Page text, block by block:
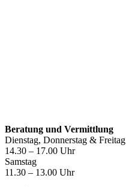
Beratung und Vermittlung
Dienstag, Donnerstag & Freitag
14.30 – 17.00 Uhr
Samstag
11.30 – 13.00 Uhr